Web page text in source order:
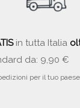
in tutta Italia
da: 9,90 €
per il tuo